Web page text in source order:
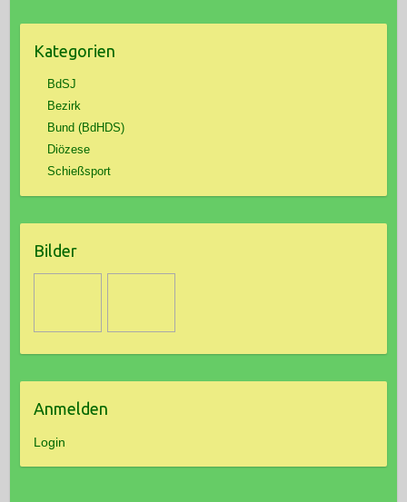
Kategorien
BdSJ
Bezirk
Bund (BdHDS)
Diözese
Schießsport
Bilder
Anmelden
Login